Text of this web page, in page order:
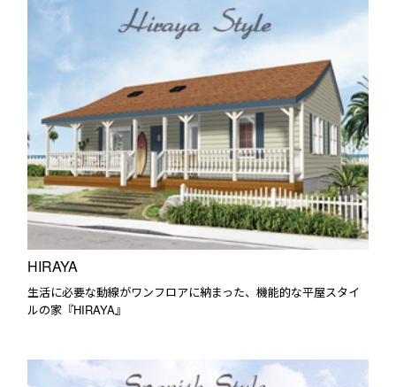
HIRAYA
生活に必要な動線がワンフロアに納まった、機能的な平屋スタイ
ルの家『HIRAYA』